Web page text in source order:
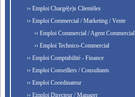
›› Emploi Chargé(e)s Clientèles
›› Emploi Commercial / Marketing / Vente
›› Emploi Commercial / Agent Commercial
›› Emploi Technico-Commercial
›› Emploi Comptabilité - Finance
›› Emploi Conseillers / Consultants
›› Emploi Coordinateur
›› Emploi Directeur / Manager